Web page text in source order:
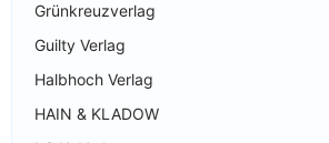
Grünkreuzverlag
Guilty Verlag
Halbhoch Verlag
HAIN & KLADOW